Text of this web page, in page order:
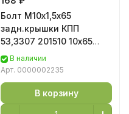
Болт М10х1,5х65
задн.крышки КПП
53,3307 201510 10х65
цинкВ наличии
Арт. 0000002235
В корзину